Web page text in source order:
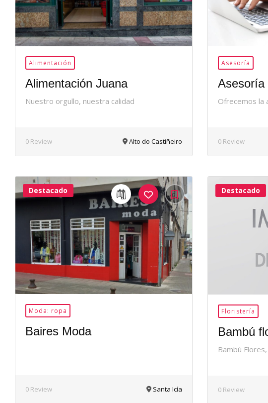
Alimentación
Alimentación Juana
Nuestro orgullo, nuestra calidad
0 Review Alto do Castiñeiro
Asesoría
Asesoría
Ofrecemos la
0 Review
24Me
Gusta
Destacado
Moda: ropa
Baires Moda
0 Review Santa Icía
Destacado
Floristería
Bambú
Bambú
0 Review